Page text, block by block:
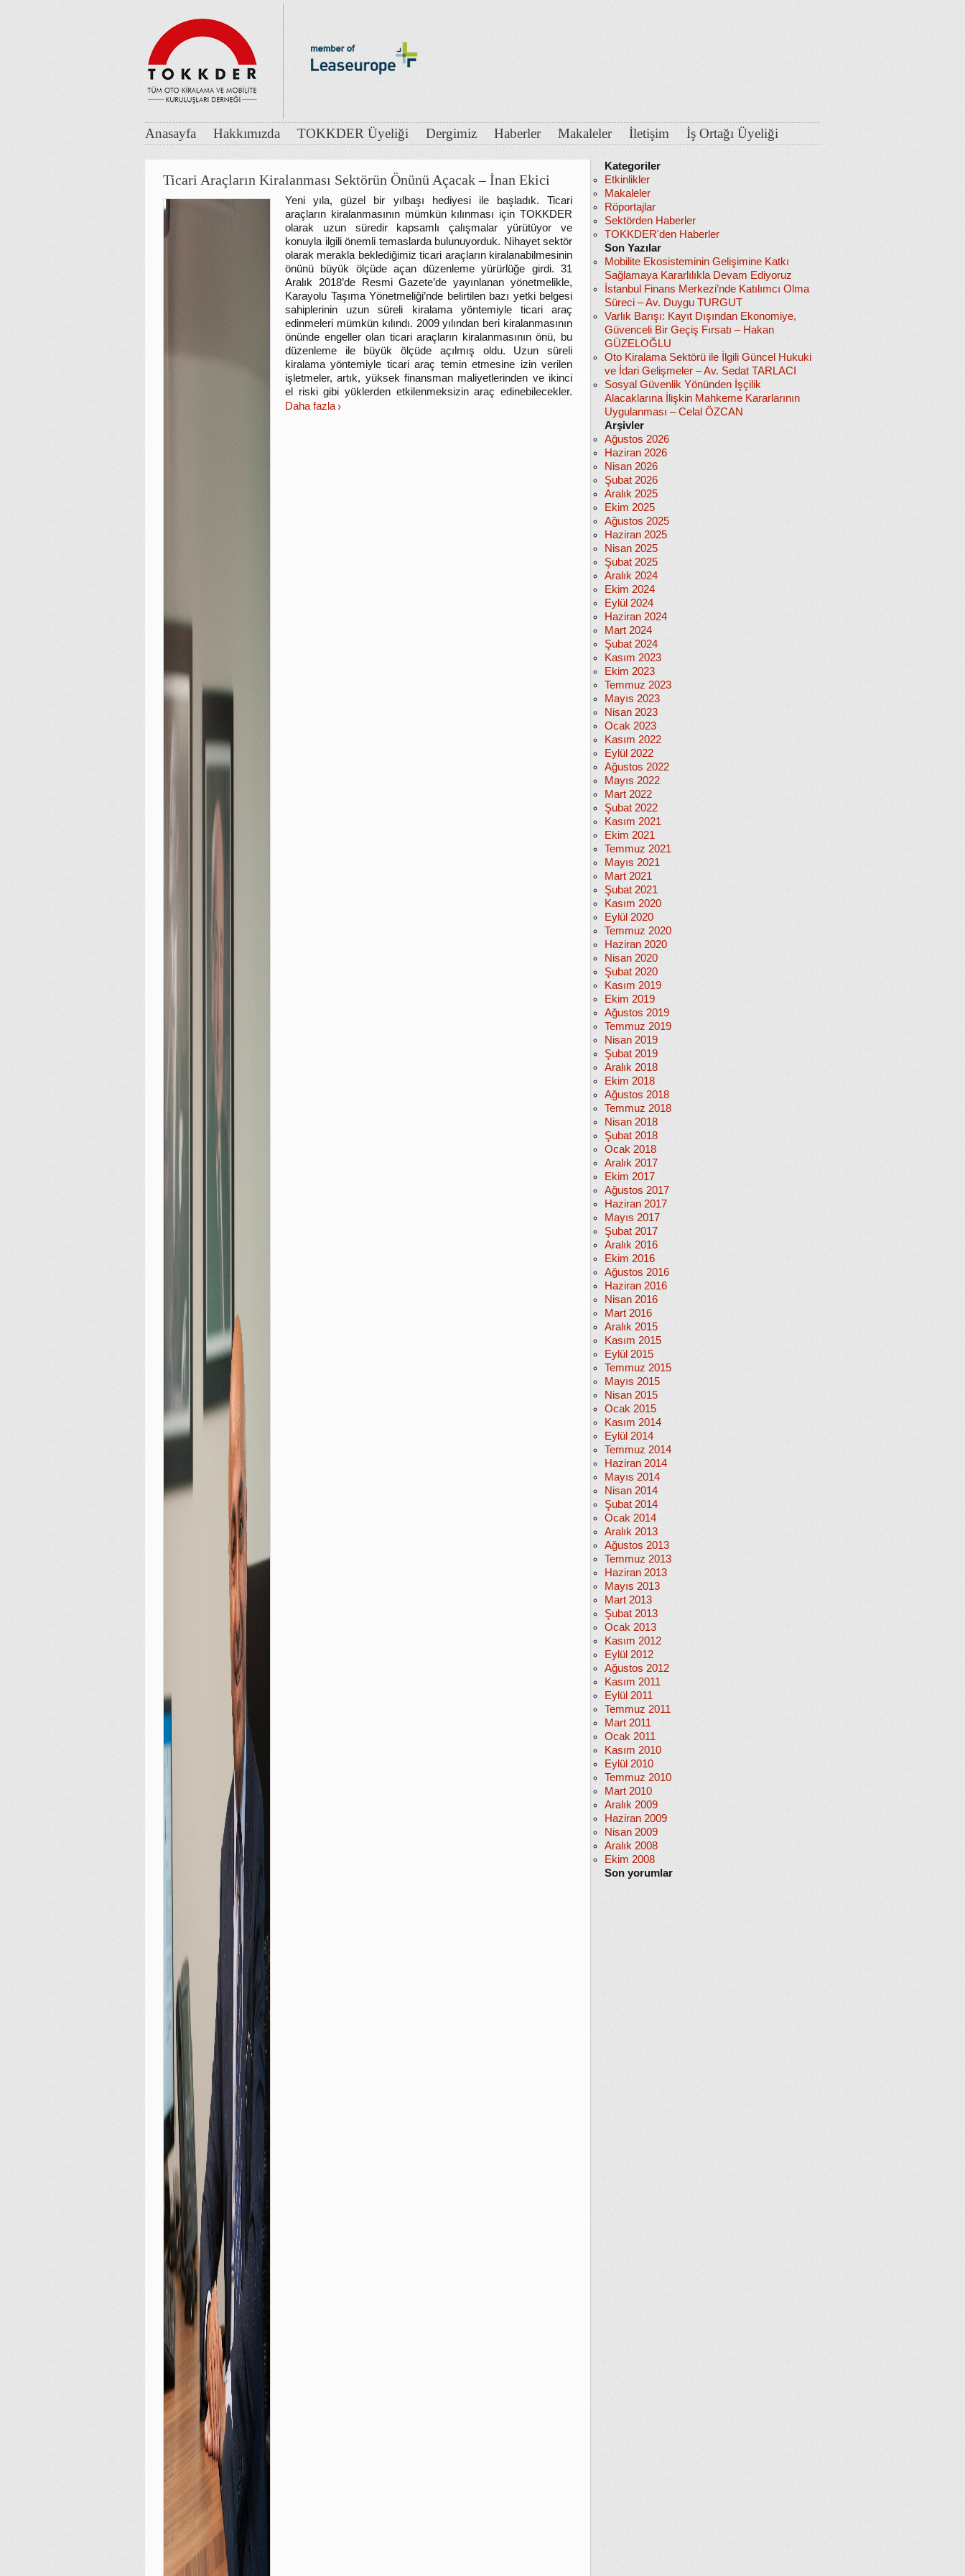
Anasayfa Hakkımızda TOKKDER Üyeliği Dergimiz Haberler Makaleler İletişim İş Ortağı Üyeliği
Ticari Araçların Kiralanması Sektörün Önünü Açacak – İnan Ekici
Yeni yıla, güzel bir yılbaşı hediyesi ile başladık. Ticari
araçların kiralanmasının mümkün kılınması için TOKKDER
olarak uzun süredir kapsamlı çalışmalar yürütüyor ve
konuyla ilgili önemli temaslarda bulunuyorduk. Nihayet sektör
olarak merakla beklediğimiz ticari araçların kiralanabilmesinin
önünü büyük ölçüde açan düzenleme yürürlüğe girdi. 31
Aralık 2018’de Resmi Gazete’de yayınlanan yönetmelikle,
Karayolu Taşıma Yönetmeliği’nde belirtilen bazı yetki belgesi
sahiplerinin uzun süreli kiralama yöntemiyle ticari araç
edinmeleri mümkün kılındı. 2009 yılından beri kiralanmasının
önünde engeller olan ticari araçların kiralanmasının önü, bu
düzenleme ile büyük ölçüde açılmış oldu. Uzun süreli
kiralama yöntemiyle ticari araç temin etmesine izin verilen
işletmeler, artık, yüksek finansman maliyetlerinden ve ikinci
el riski gibi yüklerden etkilenmeksizin araç edinebilecekler.
Daha fazla
Kategoriler
Etkinlikler
Makaleler
Röportajlar
Sektörden Haberler
TOKKDER'den Haberler
Son Yazılar
Mobilite Ekosisteminin Gelişimine Katkı
Sağlamaya Kararlılıkla Devam Ediyoruz
İstanbul Finans Merkezi’nde Katılımcı Olma
Süreci – Av. Duygu TURGUT
Varlık Barışı: Kayıt Dışından Ekonomiye,
Güvenceli Bir Geçiş Fırsatı – Hakan
GÜZELOĞLU
Oto Kiralama Sektörü ile İlgili Güncel Hukuki
ve İdari Gelişmeler – Av. Sedat TARLACI
Sosyal Güvenlik Yönünden İşçilik
Alacaklarına İlişkin Mahkeme Kararlarının
Uygulanması – Celal ÖZCAN
Arşivler
Ağustos 2026
Haziran 2026
Nisan 2026
Şubat 2026
Aralık 2025
Ekim 2025
Ağustos 2025
Haziran 2025
Nisan 2025
Şubat 2025
Aralık 2024
Ekim 2024
Eylül 2024
Haziran 2024
Mart 2024
Şubat 2024
Kasım 2023
Ekim 2023
Temmuz 2023
Mayıs 2023
Nisan 2023
Ocak 2023
Kasım 2022
Eylül 2022
Ağustos 2022
Mayıs 2022
Mart 2022
Şubat 2022
Kasım 2021
Ekim 2021
Temmuz 2021
Mayıs 2021
Mart 2021
Şubat 2021
Kasım 2020
Eylül 2020
Temmuz 2020
Haziran 2020
Nisan 2020
Şubat 2020
Kasım 2019
Ekim 2019
Ağustos 2019
Temmuz 2019
Nisan 2019
Şubat 2019
Aralık 2018
Ekim 2018
Ağustos 2018
Temmuz 2018
Nisan 2018
Şubat 2018
Ocak 2018
Aralık 2017
Ekim 2017
Ağustos 2017
Haziran 2017
Mayıs 2017
Şubat 2017
Aralık 2016
Ekim 2016
Ağustos 2016
Haziran 2016
Nisan 2016
Mart 2016
Aralık 2015
Kasım 2015
Eylül 2015
Temmuz 2015
Mayıs 2015
Nisan 2015
Ocak 2015
Kasım 2014
Eylül 2014
Temmuz 2014
Haziran 2014
Mayıs 2014
Nisan 2014
Şubat 2014
Ocak 2014
Aralık 2013
Ağustos 2013
Temmuz 2013
Haziran 2013
Mayıs 2013
Mart 2013
Şubat 2013
Ocak 2013
Kasım 2012
Eylül 2012
Ağustos 2012
Kasım 2011
Eylül 2011
Temmuz 2011
Mart 2011
Ocak 2011
Kasım 2010
Eylül 2010
Temmuz 2010
Mart 2010
Aralık 2009
Haziran 2009
Nisan 2009
Aralık 2008
Ekim 2008
Son yorumlar